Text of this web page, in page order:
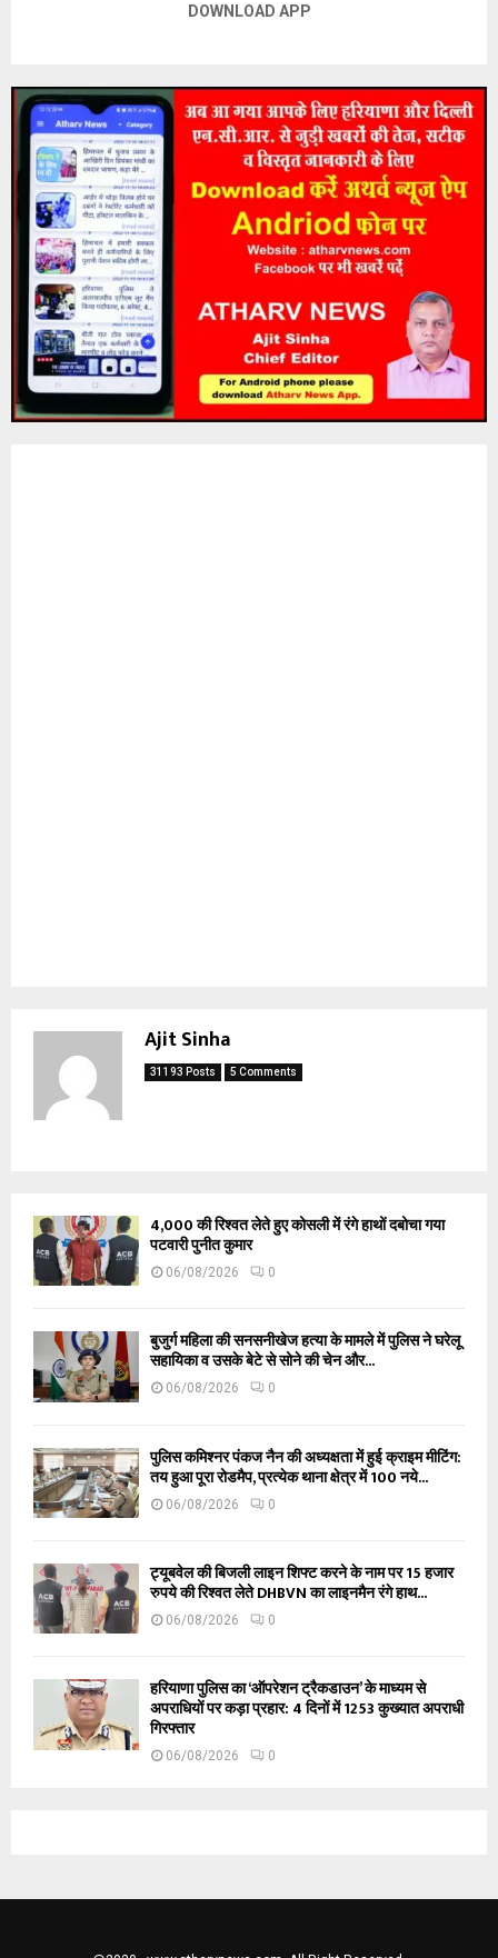
DOWNLOAD APP
Ajit Sinha
31193 Posts 5 Comments
₹4,000 की रिश्वत लेते हुए कोसली में रंगे हाथों दबोचा गया
पटवारी पुनीत कुमार
06/08/2026 0
बुजुर्ग महिला की सनसनीखेज हत्या के मामले में पुलिस ने घरेलू
सहायिका व उसके बेटे से सोने की चेन और...
06/08/2026 0
पुलिस कमिश्नर पंकज नैन की अध्यक्षता में हुई क्राइम मीटिंग:
तय हुआ पूरा रोडमैप, प्रत्येक थाना क्षेत्र में 100 नये...
06/08/2026 0
ट्यूबवेल की बिजली लाइन शिफ्ट करने के नाम पर 15 हजार
रुपये की रिश्वत लेते DHBVN का लाइनमैन रंगे हाथ...
06/08/2026 0
हरियाणा पुलिस का ‘ऑपरेशन ट्रैकडाउन’ के माध्यम से
अपराधियों पर कड़ा प्रहार: 4 दिनों में 1253 कुख्यात अपराधी
गिरफ्तार
06/08/2026 0